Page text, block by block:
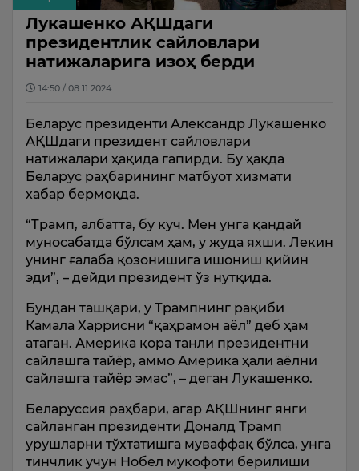
Лукашенко АҚШдаги
президентлик сайловлари
натижаларига изоҳ берди
14:50 / 08.11.2024
Беларус президенти Александр Лукашенко
АҚШдаги президент сайловлари
натижалари ҳақида гапирди. Бу ҳақда
Беларус раҳбарининг матбуот хизмати
хабар бермоқда.
“Трамп, албатта, бу куч. Мен унга қандай
муносабатда бўлсам ҳам, у жуда яхши. Лекин
унинг ғалаба қозонишига ишониш қийин
эди”, – дейди президент ўз нутқида.
Бундан ташқари, у Трампнинг рақиби
Камала Харрисни “қаҳрамон аёл” деб ҳам
атаган. Америка қора танли президентни
сайлашга тайёр, аммо Америка ҳали аёлни
сайлашга тайёр эмас”, – деган Лукашенко.
Беларуссия раҳбари, агар АҚШнинг янги
сайланган президенти Доналд Трамп
урушларни тўхтатишга муваффақ бўлса, унга
тинчлик учун Нобел мукофоти берилиши